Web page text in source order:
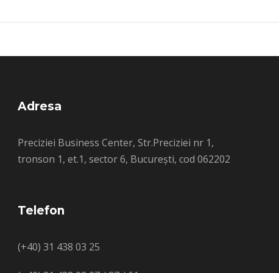
Adresa
Preciziei Business Center, Str.Preciziei nr 1,
tronson 1, et.1, sector 6, București, cod 062202
Telefon
(+40) 31 438 03 25